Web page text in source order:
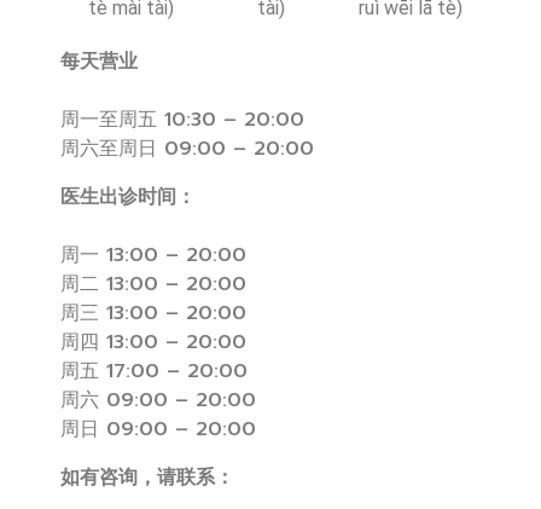
tè mài tài)
tài)
ruì wēi lā tè)
每天营业
周一至周五 10:30 – 20:00
周六至周日 09:00 – 20:00
医生出诊时间：
周一 13:00 – 20:00
周二 13:00 – 20:00
周三 13:00 – 20:00
周四 13:00 – 20:00
周五 17:00 – 20:00
周六 09:00 – 20:00
周日 09:00 – 20:00
如有咨询，请联系：